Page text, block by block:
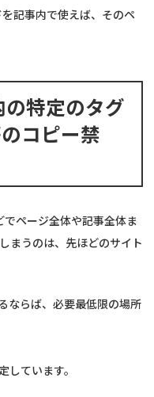
記事内で使えば、そのペ
特定のタグ
コピー禁
ページ全体や記事全体ま
まうのは、先ほどのサイト
ならば、必要最低限の場所
ています。